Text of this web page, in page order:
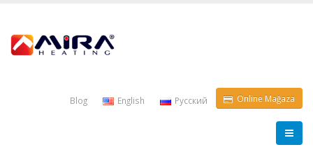
Blog English Pусский Online Mağaza